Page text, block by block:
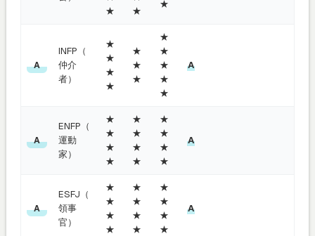
★
★
★
A
INFP（
仲介
者）
★
★
★
★
★
★
★
★
★
★
★
★
A
A
ENFP（
運動
家）
★
★
★
★
★
★
★
★
★
★
★
★
A
A
ESFJ（
領事
官）
★
★
★
★
★
★
★
★
★
★
★
★
A